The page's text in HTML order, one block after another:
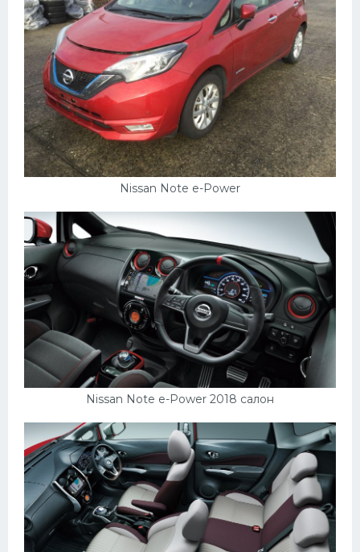
Nissan Note e-Power
Nissan Note e-Power 2018 салон